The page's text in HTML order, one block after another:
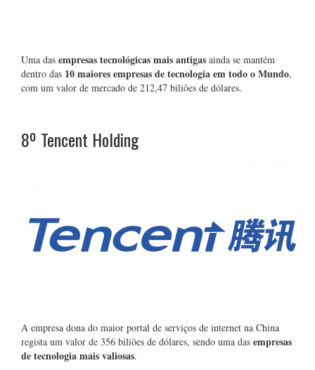
Uma das empresas tecnológicas mais antigas ainda se mantém
dentro das 10 maiores empresas de tecnologia em todo o Mundo,
com um valor de mercado de 212,47 biliões de dólares.
8º Tencent Holding
A empresa dona do maior portal de serviços de internet na China
regista um valor de 356 biliões de dólares, sendo uma das empresas
de tecnologia mais valiosas.